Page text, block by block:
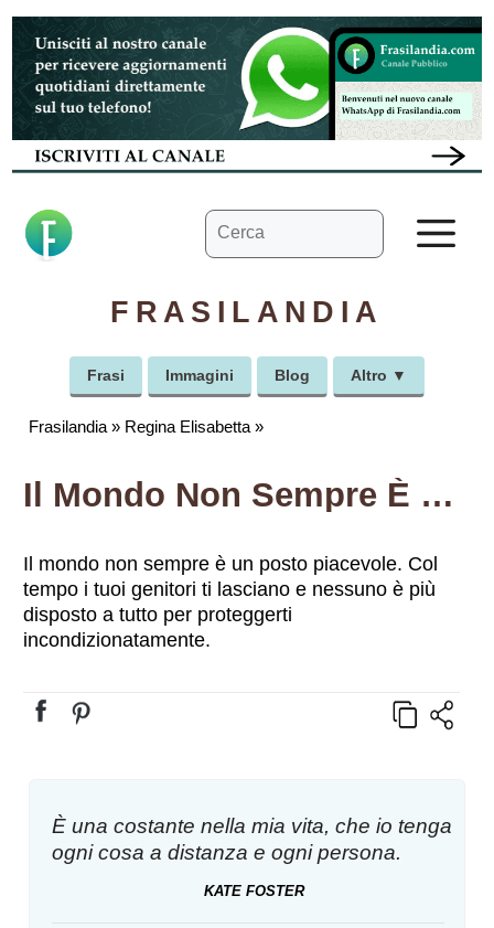
Vai
contenuto
Ricerca
per:
FRASILANDIA
Frasi Immagini Blog Altro ▼
Frasilandia » Regina Elisabetta »
Il Mondo Non Sempre È Un Posto Piacevole. Col Tempo I Tuoi Genitori Ti Lasciano E Nessuno È Più Disposto A Tutto Per Proteggerti Incondizionatamente.
Il mondo non sempre è un posto piacevole. Col
tempo i tuoi genitori ti lasciano e nessuno è più
disposto a tutto per proteggerti
incondizionatamente.
È una costante nella mia vita, che io tenga
ogni cosa a distanza e ogni persona.
KATE FOSTER